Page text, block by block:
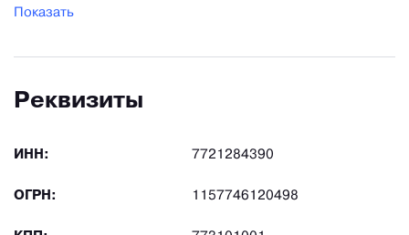
Показать
Реквизиты
ИНН: 7721284390
ОГРН: 1157746120498